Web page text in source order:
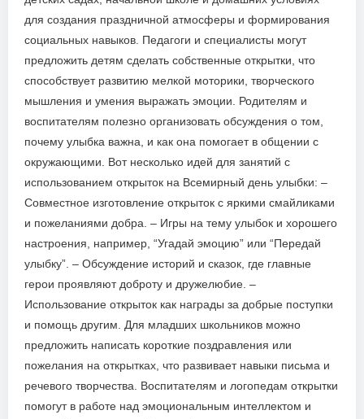
для создания праздничной атмосферы и формирования
социальных навыков. Педагоги и специалисты могут
предложить детям сделать собственные открытки, что
способствует развитию мелкой моторики, творческого
мышления и умения выражать эмоции. Родителям и
воспитателям полезно организовать обсуждения о том,
почему улыбка важна, и как она помогает в общении с
окружающими. Вот несколько идей для занятий с
использованием открыток на Всемирный день улыбки: –
Совместное изготовление открыток с яркими смайликами
и пожеланиями добра. – Игры на тему улыбок и хорошего
настроения, например, “Угадай эмоцию” или “Передай
улыбку”. – Обсуждение историй и сказок, где главные
герои проявляют доброту и дружелюбие. –
Использование открыток как награды за добрые поступки
и помощь другим. Для младших школьников можно
предложить написать короткие поздравления или
пожелания на открытках, что развивает навыки письма и
речевого творчества. Воспитателям и логопедам открытки
помогут в работе над эмоциональным интеллектом и